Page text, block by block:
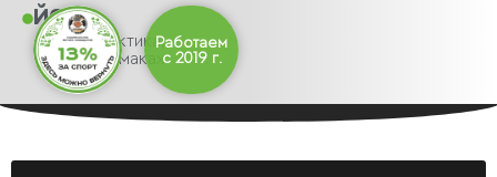
ЙОГА
йога практика,
йога в гамаках
Работаем
с 2019 г.